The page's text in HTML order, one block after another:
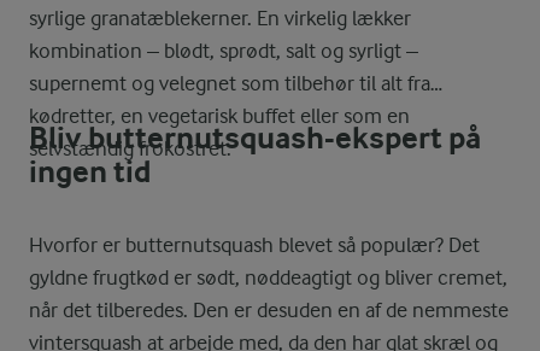
syrlige granatæblekerner. En virkelig lækker
kombination – blødt, sprødt, salt og syrligt –
supernemt og velegnet som tilbehør til alt fra
kødretter, en vegetarisk buffet eller som en
selvstændig frokostret.
Bliv butternutsquash-ekspert på
ingen tid
Hvorfor er butternutsquash blevet så populær? Det
gyldne frugtkød er sødt, nøddeagtigt og bliver cremet,
når det tilberedes. Den er desuden en af de nemmeste
vintersquash at arbejde med, da den har glat skræl og